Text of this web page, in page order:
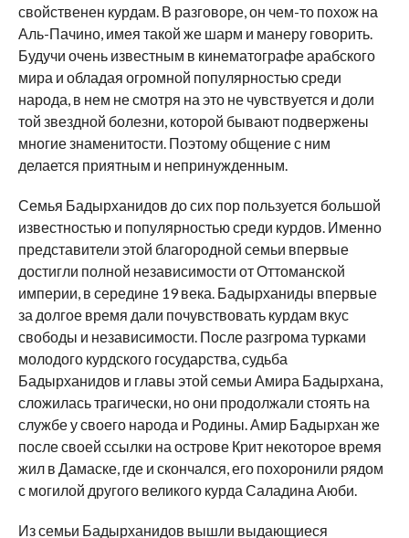
свойственен курдам. В разговоре, он чем-то похож на
Аль-Пачино, имея такой же шарм и манеру говорить.
Будучи очень известным в кинематографе арабского
мира и обладая огромной популярностью среди
народа, в нем не смотря на это не чувствуется и доли
той звездной болезни, которой бывают подвержены
многие знаменитости. Поэтому общение с ним
делается приятным и непринужденным.
Семья Бадырханидов до сих пор пользуется большой
известностью и популярностью среди курдов. Именно
представители этой благородной семьи впервые
достигли полной независимости от Оттоманской
империи, в середине 19 века. Бадырханиды впервые
за долгое время дали почувствовать курдам вкус
свободы и независимости. После разгрома турками
молодого курдского государства, судьба
Бадырханидов и главы этой семьи Амира Бадырхана,
сложилась трагически, но они продолжали стоять на
службе у своего народа и Родины. Амир Бадырхан же
после своей ссылки на острове Крит некоторое время
жил в Дамаске, где и скончался, его похоронили рядом
с могилой другого великого курда Саладина Аюби.
Из семьи Бадырханидов вышли выдающиеся